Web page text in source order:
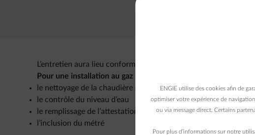
L’entretien aura lieu conformément à la législation applicable
Pour une installation au gaz naturel :
le nettoyage de la chaudière (brûleur, chambre de
le contrôle du niveau d’eau
le remplissage de l’attestation légale de nettoyage et de
l’inclusion du métré
ENGIE utilise des cookies afin de
optimiser votre expérience de
ou via message direct. Certains
Pour plus d’informations sur notre